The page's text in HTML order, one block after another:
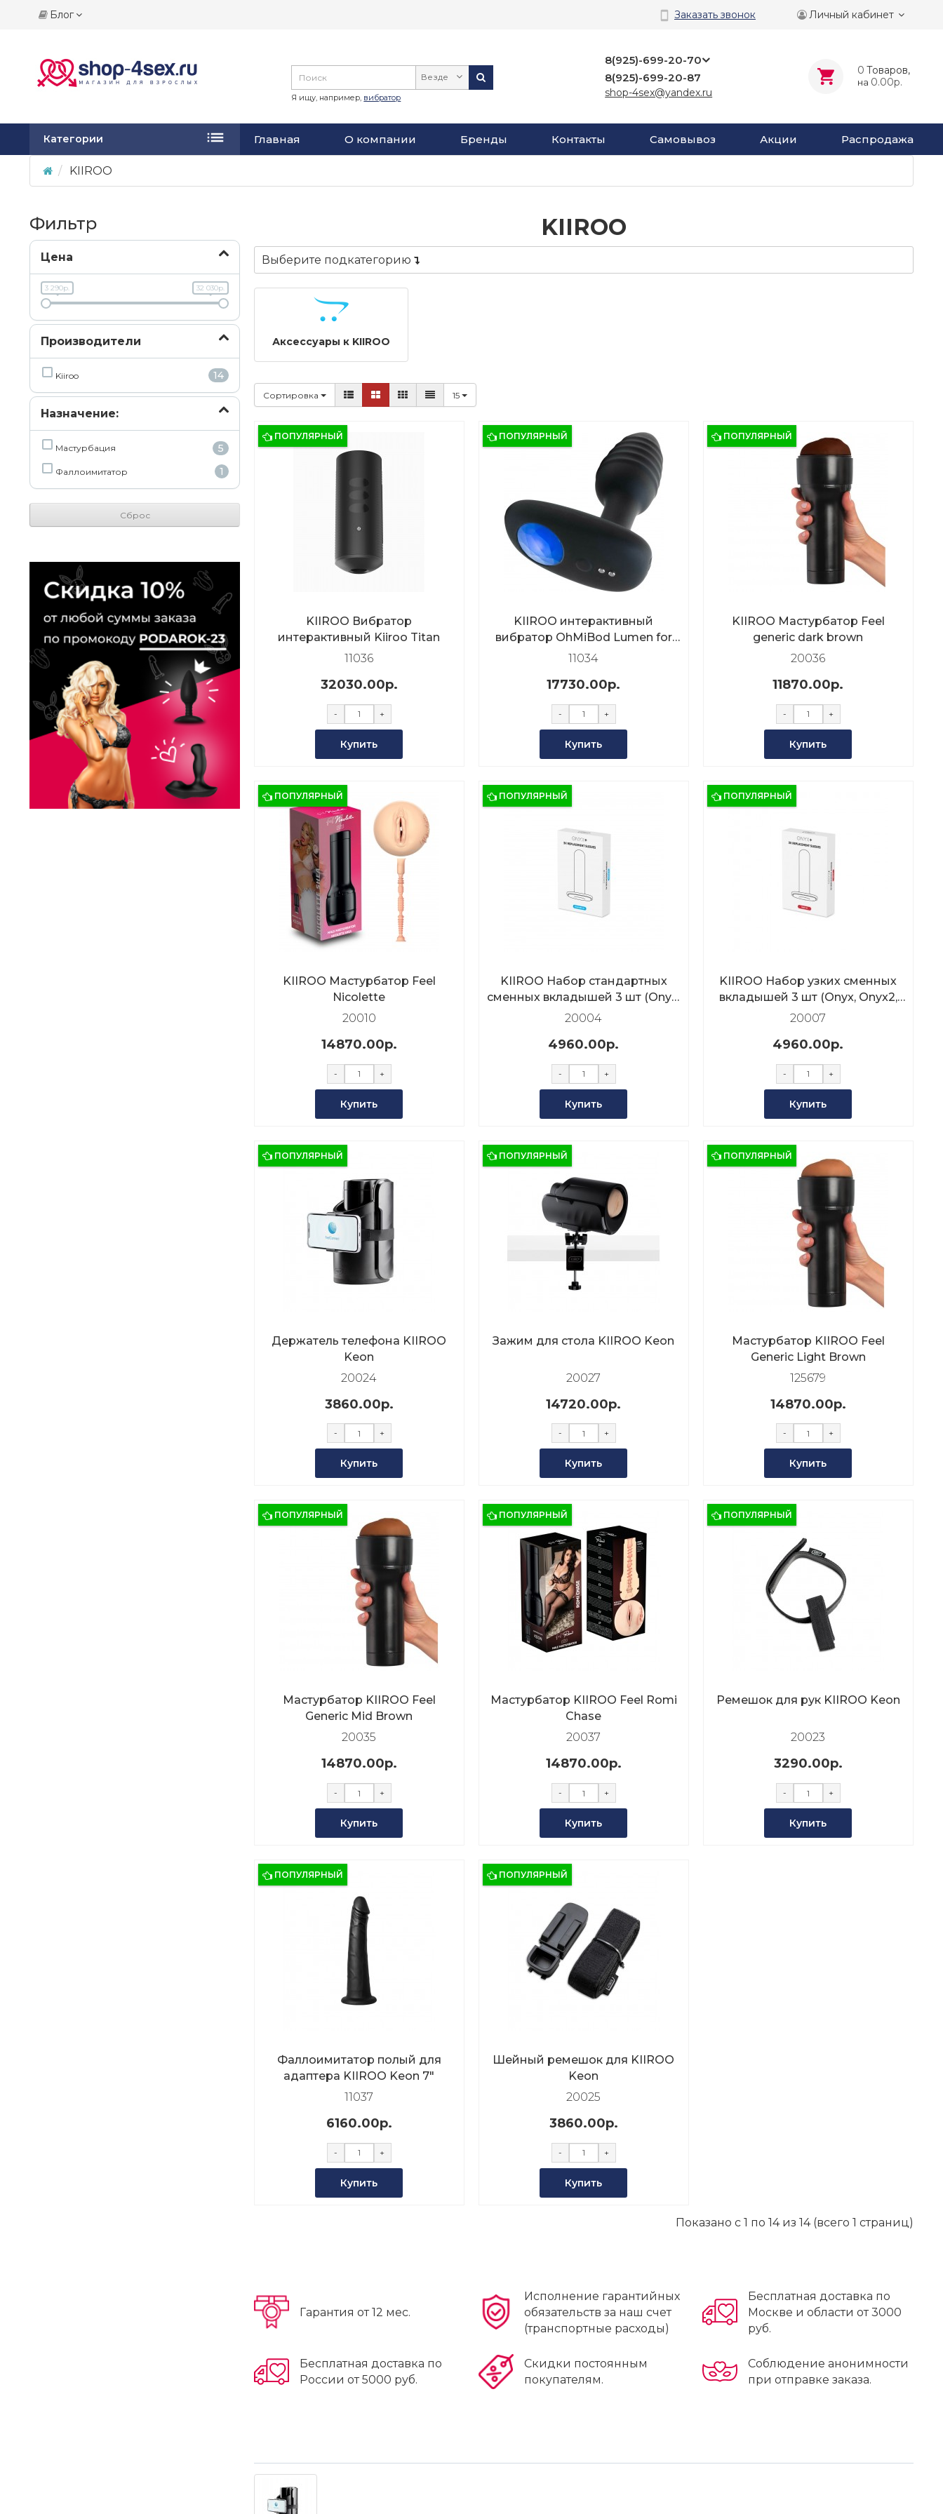
Блог Заказать звонок Личный кабинет
8(925)-699-20-70
8(925)-699-20-87
shop-4sex@yandex.ru
0 Tоваров,
на 0.00р.
Везде
Я ищу, например, вибратор
Главная О компании Бренды Контакты Самовывоз Акции Распродажа
Категории
KIIROO
Фильтр
Цена
3 290р. 32 030р.
Производители
Kiiroo 14
Назначение:
Мастурбация 5
Фаллоимитатор 1
Сброс
KIIROO
Выберите подкатегорию
Аксессуары к KIIROO
Сортировка 15
ПОПУЛЯРНЫЙ
KIIROO Вибратор
интерактивный Kiiroo Titan
11036
32030.00р.
- +
Купить
ПОПУЛЯРНЫЙ
KIIROO интерактивный
вибратор OhMiBod Lumen for
Kiiroo
11034
17730.00р.
- +
Купить
ПОПУЛЯРНЫЙ
KIIROO Мастурбатор Feel
generic dark brown
20036
11870.00р.
- +
Купить
ПОПУЛЯРНЫЙ
KIIROO Мастурбатор Feel
Nicolette
20010
14870.00р.
- +
Купить
ПОПУЛЯРНЫЙ
KIIROO Набор стандартных
сменных вкладышей 3 шт (Onyx,
Onyx2, Onyx+)
20004
4960.00р.
- +
Купить
ПОПУЛЯРНЫЙ
KIIROO Набор узких сменных
вкладышей 3 шт (Onyx, Onyx2,
Onyx+)
20007
4960.00р.
- +
Купить
ПОПУЛЯРНЫЙ
Держатель телефона KIIROO
Keon
20024
3860.00р.
- +
Купить
ПОПУЛЯРНЫЙ
Зажим для стола KIIROO Keon
20027
14720.00р.
- +
Купить
ПОПУЛЯРНЫЙ
Мастурбатор KIIROO Feel
Generic Light Brown
125679
14870.00р.
- +
Купить
ПОПУЛЯРНЫЙ
Мастурбатор KIIROO Feel
Generic Mid Brown
20035
14870.00р.
- +
Купить
ПОПУЛЯРНЫЙ
Мастурбатор KIIROO Feel Romi
Chase
20037
14870.00р.
- +
Купить
ПОПУЛЯРНЫЙ
Ремешок для рук KIIROO Keon
20023
3290.00р.
- +
Купить
ПОПУЛЯРНЫЙ
Фаллоимитатор полый для
адаптера KIIROO Keon 7"
11037
6160.00р.
- +
Купить
ПОПУЛЯРНЫЙ
Шейный ремешок для KIIROO
Keon
20025
3860.00р.
- +
Купить
Показано с 1 по 14 из 14 (всего 1 страниц)
Гарантия от 12 мес.
Исполнение гарантийных
обязательств за наш счет
(транспортные расходы)
Бесплатная доставка по
Москве и области от 3000
руб.
Бесплатная доставка по
России от 5000 руб.
Скидки постоянным
покупателям.
Соблюдение анонимности
при отправке заказа.